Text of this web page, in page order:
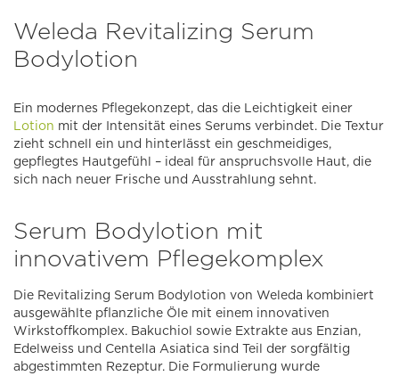
Weleda Revitalizing Serum
Bodylotion
Ein modernes Pflegekonzept, das die Leichtigkeit einer
Lotion mit der Intensität eines Serums verbindet. Die Textur
zieht schnell ein und hinterlässt ein geschmeidiges,
gepflegtes Hautgefühl – ideal für anspruchsvolle Haut, die
sich nach neuer Frische und Ausstrahlung sehnt.
Serum Bodylotion mit
innovativem Pflegekomplex
Die Revitalizing Serum Bodylotion von Weleda kombiniert
ausgewählte pflanzliche Öle mit einem innovativen
Wirkstoffkomplex. Bakuchiol sowie Extrakte aus Enzian,
Edelweiss und Centella Asiatica sind Teil der sorgfältig
abgestimmten Rezeptur. Die Formulierung wurde